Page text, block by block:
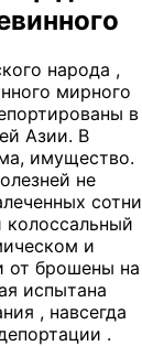
народа ,
мирного
в
Азии. В
имущество.
не
сотни
колоссальный
и
от брошены на
испытана
, навсегда
.